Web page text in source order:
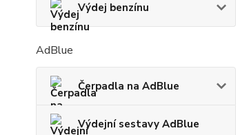
Výdej benzínu
AdBlue
Čerpadla na AdBlue
Výdejní sestavy AdBlue